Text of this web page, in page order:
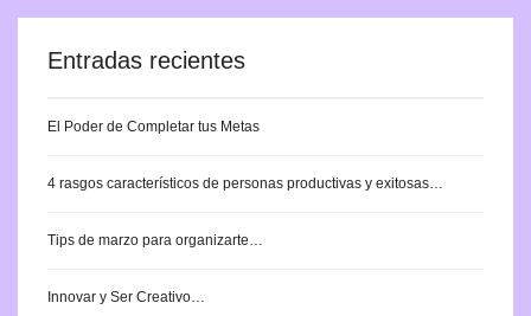
Entradas recientes
El Poder de Completar tus Metas
4 rasgos característicos de personas productivas y exitosas…
Tips de marzo para organizarte…
Innovar y Ser Creativo…